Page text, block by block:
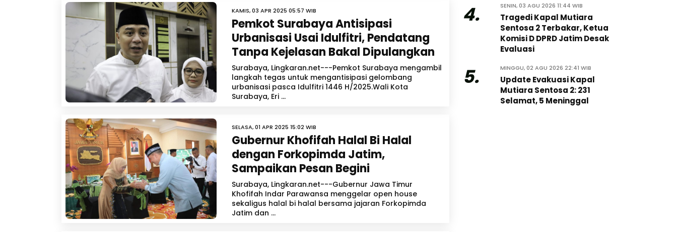
KAMIS, 03 APR 2025 05:57 WIB
Pemkot Surabaya Antisipasi
Urbanisasi Usai Idulfitri, Pendatang
Tanpa Kejelasan Bakal Dipulangkan
Surabaya, Lingkaran.net---Pemkot Surabaya mengambil
langkah tegas untuk mengantisipasi gelombang
urbanisasi pasca Idulfitri 1446 H/2025.Wali Kota
Surabaya, Eri ...
SELASA, 01 APR 2025 15:02 WIB
Gubernur Khofifah Halal Bi Halal
dengan Forkopimda Jatim,
Sampaikan Pesan Begini
Surabaya, Lingkaran.net---Gubernur Jawa Timur
Khofifah Indar Parawansa menggelar open house
sekaligus halal bi halal bersama jajaran Forkopimda
Jatim dan ...
4. SENIN, 03 AGU 2026 11:44 WIB
Tragedi Kapal Mutiara
Sentosa 2 Terbakar, Ketua
Komisi D DPRD Jatim Desak
Evaluasi
5. MINGGU, 02 AGU 2026 22:41 WIB
Update Evakuasi Kapal
Mutiara Sentosa 2: 231
Selamat, 5 Meninggal